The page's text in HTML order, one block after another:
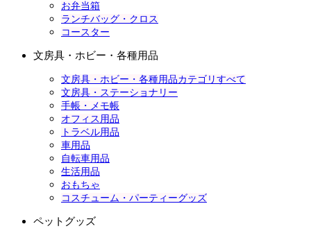
お弁当箱
ランチバッグ・クロス
コースター
文房具・ホビー・各種用品
文房具・ホビー・各種用品カテゴリすべて
文房具・ステーショナリー
手帳・メモ帳
オフィス用品
トラベル用品
車用品
自転車用品
生活用品
おもちゃ
コスチューム・パーティーグッズ
ペットグッズ